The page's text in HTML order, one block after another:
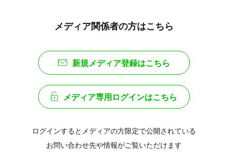
メディア関係者の方はこちら
新規メディア登録はこちら
メディア専用ログインはこちら
ログインするとメディアの方限定で公開されている
お問い合わせ先や情報がご覧いただけます